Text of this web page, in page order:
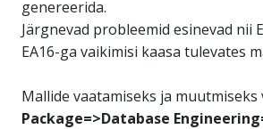
genereerida.
Järgnevad probleemid esinevad nii
EA16-ga vaikimisi kaasa tulevates
Mallide vaatamiseks ja muutmiseks
Package=>Database